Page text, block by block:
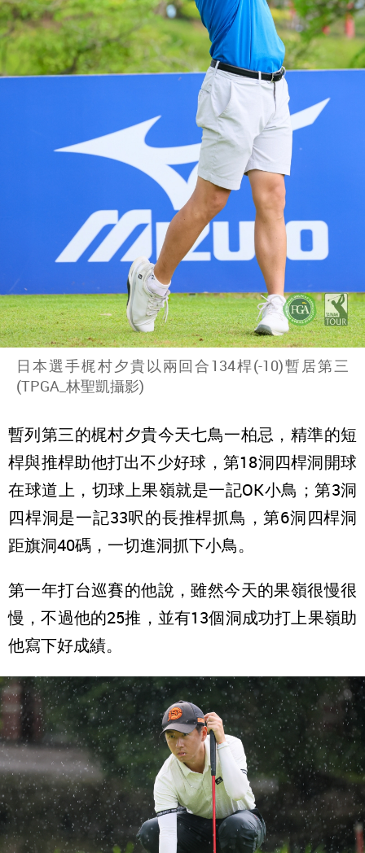
日本選手梶村夕貴以兩回合134桿(-10)暫居第三
(TPGA_林聖凱攝影)
暫列第三的梶村夕貴今天七鳥一柏忌，精準的短
桿與推桿助他打出不少好球，第18洞四桿洞開球
在球道上，切球上果嶺就是一記OK小鳥；第3洞
四桿洞是一記33呎的長推桿抓鳥，第6洞四桿洞
距旗洞40碼，一切進洞抓下小鳥。
第一年打台巡賽的他說，雖然今天的果嶺很慢很
慢，不過他的25推，並有13個洞成功打上果嶺助
他寫下好成績。